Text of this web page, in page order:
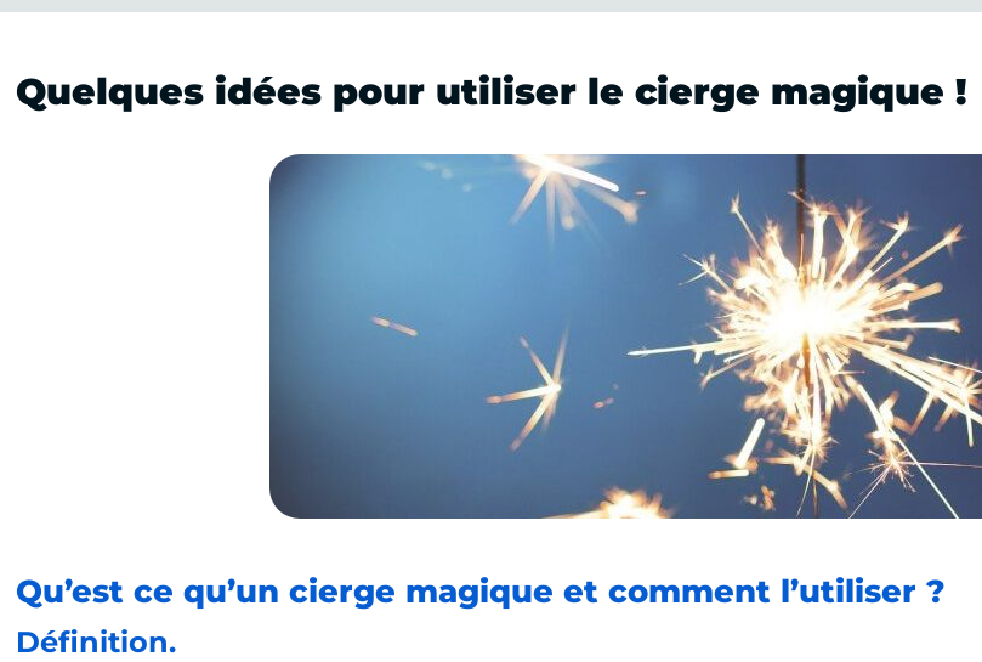
Quelques idées pour utiliser le cierge magique !
Qu’est ce qu’un cierge magique et comment l’utiliser ?
Définition.